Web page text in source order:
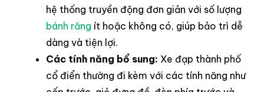
hệ thống truyền động đơn giản với số lượng
bánh răng ít hoặc không có, giúp bảo trì dễ
dàng và tiện lợi.
Các tính năng bổ sung: Xe đạp thành phố
cổ điển thường đi kèm với các tính năng như